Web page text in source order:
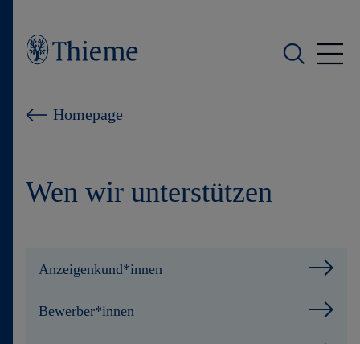
Wen wir unterstützen
Homepage
Wen wir unterstützen
Anzeigenkund*innen
Bewerber*innen